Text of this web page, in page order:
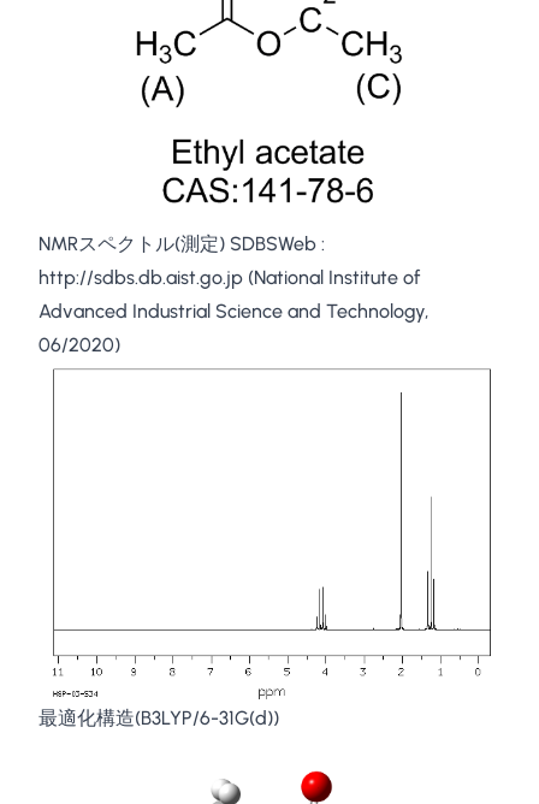
NMRスペクトル(測定) SDBSWeb :
http://sdbs.db.aist.go.jp (National Institute of
Advanced Industrial Science and Technology,
06/2020)
最適化構造(B3LYP/6-31G(d))